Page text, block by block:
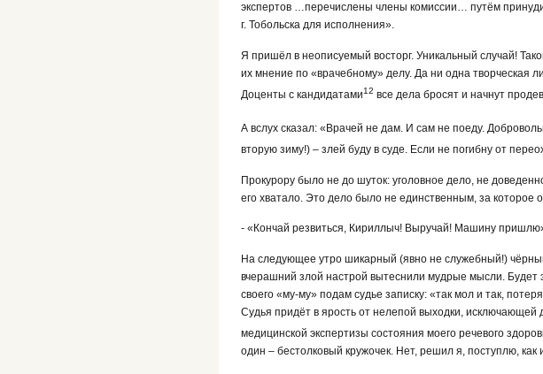
экспертов …перечислены члены комиссии… путём
г. Тобольска для исполнения».
Я пришёл в неописуемый восторг. Уникальный случай!
их мнение по «врачебному» делу. Да ни одна творческая
Доценты с кандидатами12 все дела бросят и начнут
А вслух сказал: «Врачей не дам. И сам не поеду.
вторую зиму!) – злей буду в суде. Если не погибну от
Прокурору было не до шуток: уголовное дело, не
его хватало. Это дело было не единственным, за
- «Кончай резвиться, Кириллыч! Выручай! Машину
На следующее утро шикарный (явно не служебный!)
вчерашний злой настрой вытеснили мудрые мысли. Будет
своего «му-му» подам судье записку: «так мол и так,
Судья придёт в ярость от нелепой выходки, исключающей
медицинской экспертизы состояния моего речевого
один – бестолковый кружочек. Нет, решил я, поступлю, как